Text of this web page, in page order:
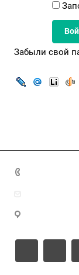
Забыли свой